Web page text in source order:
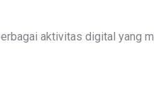
aktivitas digital yang